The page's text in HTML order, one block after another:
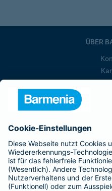
ÜBER
Barmenia ist Teil
Kranken-